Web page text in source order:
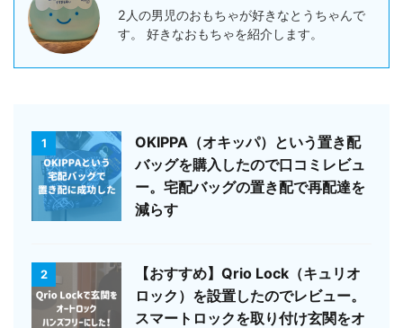
2人の男児のおもちゃが好きなとうちゃんで
す。 好きなおもちゃを紹介します。
1
OKIPPA（オキッパ）という置き配
バッグを購入したので口コミレビュ
ー。宅配バッグの置き配で再配達を
減らす
2
【おすすめ】Qrio Lock（キュリオ
ロック）を設置したのでレビュー。
スマートロックを取り付け玄関をオ